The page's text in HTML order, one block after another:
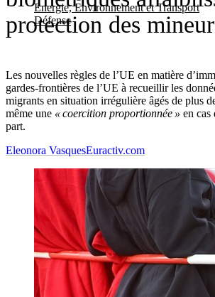
Energie, Environnement et Transport
Défense
protection des
Les nouvelles règles de l’UE en matière
gardes-frontières de l’UE à recueillir les
migrants en situation irrégulière âgés de plus
même une « coercition proportionnée » en cas
part.
Eleonora VasquesEuractiv.com